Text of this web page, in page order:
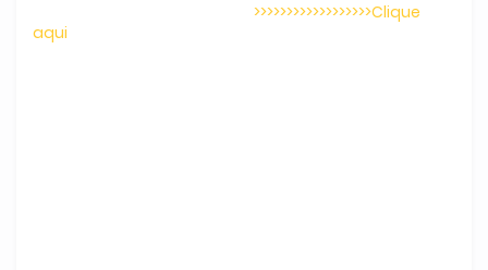
>>>>>>>>>>>>>>>>>>Clique
aqui